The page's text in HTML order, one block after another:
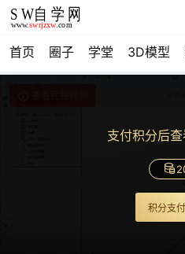
首页 圈子 学堂 3D模型
支付积分后
积分支